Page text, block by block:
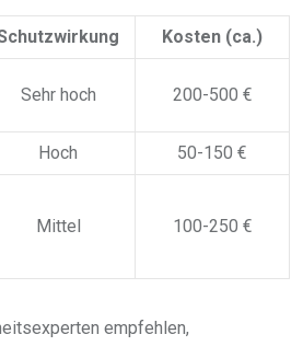
Kosten (ca.)
Sehr hoch 200-500 €
Hoch 50-150 €
Mittel 100-250 €
empfehlen,